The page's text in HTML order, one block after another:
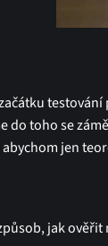
do toho se
jen
jak ověřit